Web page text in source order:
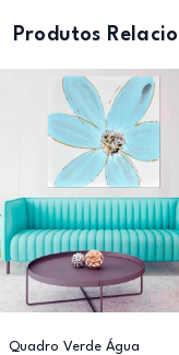
Produtos
Quadro Verde Água